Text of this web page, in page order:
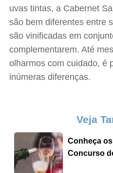
uvas tintas, a Cabernet
são bem diferentes entre
são vinificadas em
complementarem. Até
olharmos com cuidado, é
inúmeras diferenças.
Veja
Conheça
Concurso